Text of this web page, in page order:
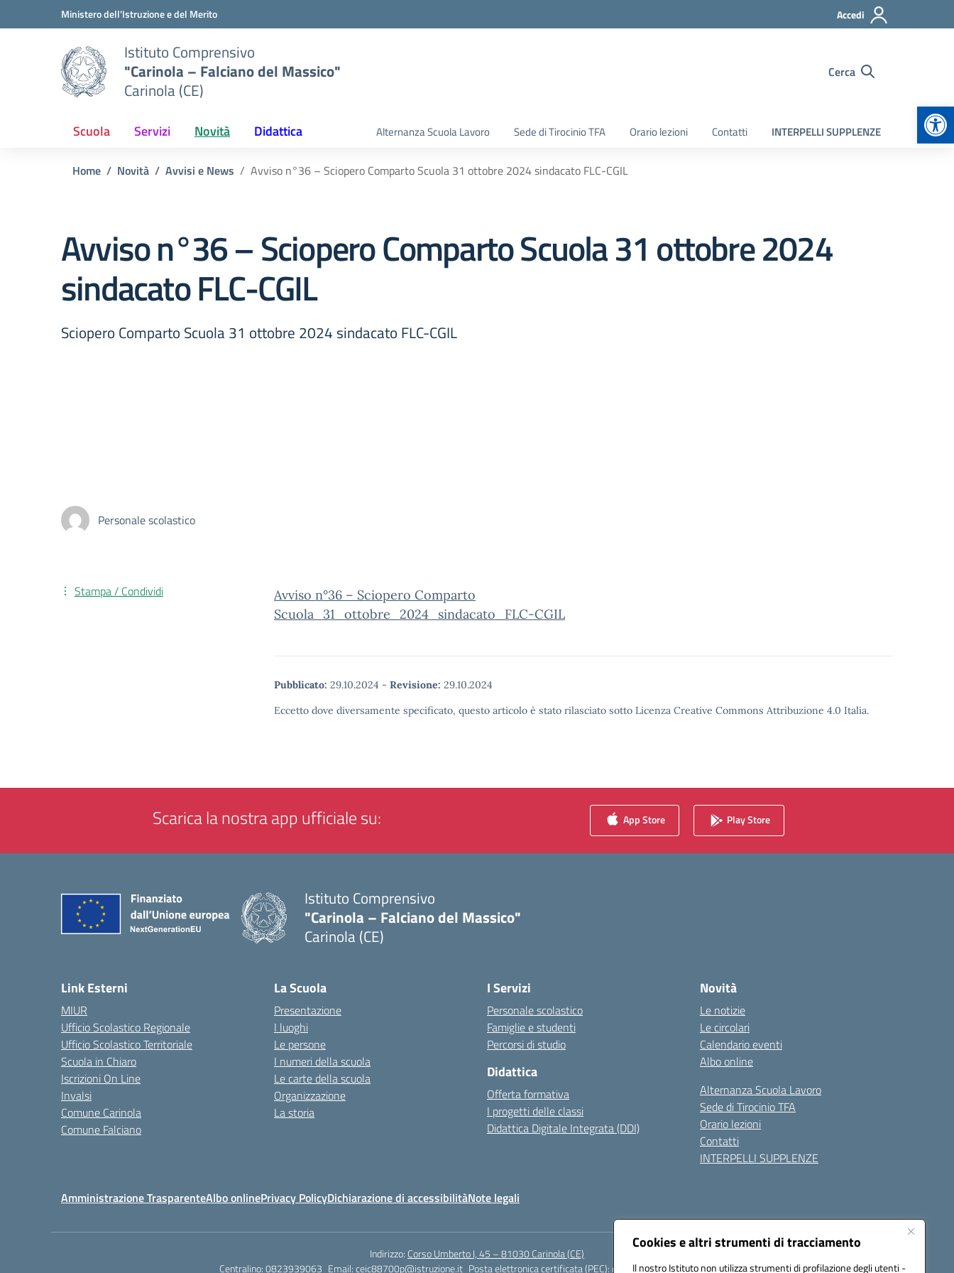
Cookies e altri strumenti di tracciamento
Il nostro Istituto non utilizza strumenti di profilazione degli utenti -
Vai ai contenuti
Vai al menu di navigazioneMinistero dell'Istruzione e del Merito Accedi
Istituto Comprensivo
"Carinola – Falciano del Massico"
Carinola (CE)
Cerca
Scuola Servizi Novità Didattica Alternanza Scuola Lavoro Sede di Tirocinio TFA Orario lezioni Contatti INTERPELLI SUPPLENZE
Home Novità Avvisi e News Avviso n°36 – Sciopero Comparto Scuola 31 ottobre 2024 sindacato FLC-CGIL
Avviso n°36 – Sciopero Comparto Scuola 31 ottobre 2024
sindacato FLC-CGIL
Sciopero Comparto Scuola 31 ottobre 2024 sindacato FLC-CGIL
Personale scolastico
Avviso n°36 – Sciopero Comparto
Scuola_31_ottobre_2024_sindacato_FLC-CGIL
Pubblicato: 29.10.2024 - Revisione: 29.10.2024
Eccetto dove diversamente specificato, questo articolo è stato rilasciato sotto Licenza Creative Commons Attribuzione 4.0 Italia.
Stampa / Condividi
Scarica la nostra app ufficiale su: App Store Play Store
Istituto Comprensivo
"Carinola – Falciano del Massico"
Carinola (CE)
Link Esterni
MIUR
Ufficio Scolastico Regionale
Ufficio Scolastico Territoriale
Scuola in Chiaro
Iscrizioni On Line
Invalsi
Comune Carinola
Comune Falciano
La Scuola
Presentazione
I luoghi
Le persone
I numeri della scuola
Le carte della scuola
Organizzazione
La storia
I Servizi
Personale scolastico
Famiglie e studenti
Percorsi di studio
Didattica
Offerta formativa
I progetti delle classi
Didattica Digitale Integrata (DDI)
Novità
Le notizie
Le circolari
Calendario eventi
Albo online
Alternanza Scuola Lavoro
Sede di Tirocinio TFA
Orario lezioni
Contatti
INTERPELLI SUPPLENZE
Amministrazione TrasparenteAlbo onlinePrivacy PolicyDichiarazione di accessibilitàNote legali
Indirizzo: Corso Umberto I, 45 – 81030 Carinola (CE)
Centralino:0823939063 Email:ceic88700p@istruzione.it Posta elettronica certificata (PEC):ceic88700p@pec.istruzione.it